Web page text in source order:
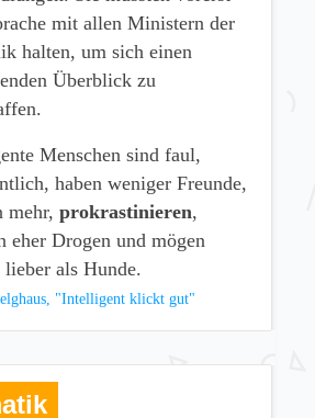
mit allen Ministern der
halten, um sich einen
Überblick zu
Menschen sind faul,
haben weniger Freunde,
mehr, prokrastinieren,
eher Drogen und mögen
lieber als Hunde.
"Intelligent klickt gut"